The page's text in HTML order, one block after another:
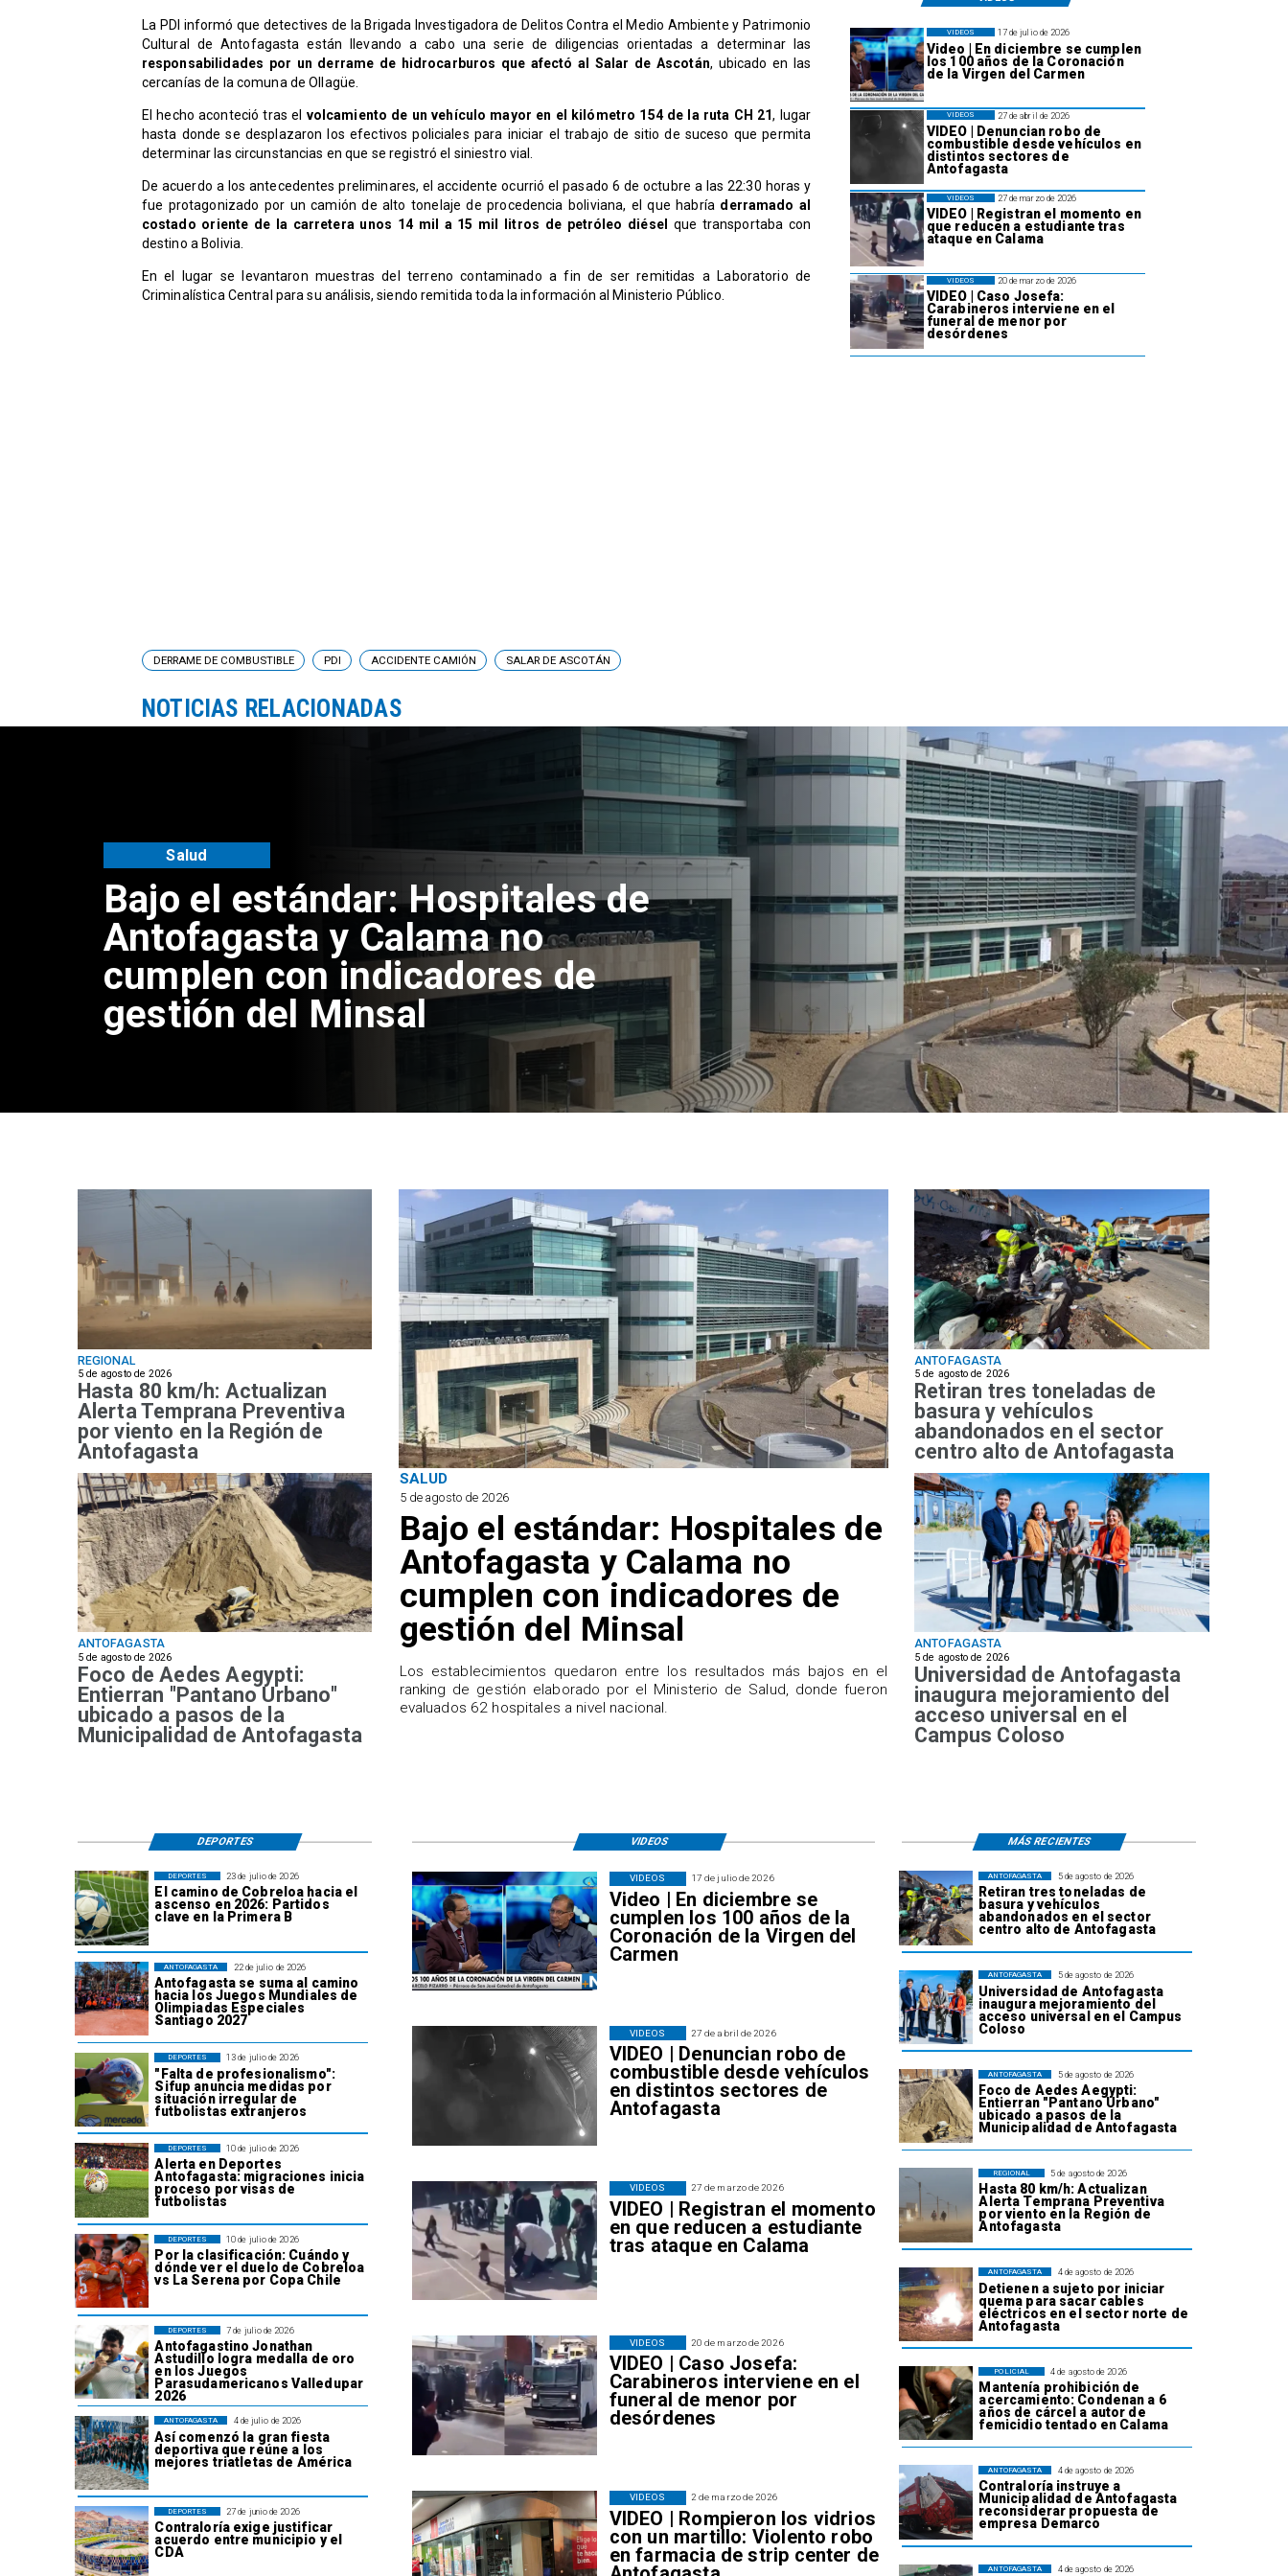
La PDI informó que detectives de la Brigada Investigadora de Delitos Contra el Medio Ambiente y Patrimonio
Cultural de Antofagasta están llevando a cabo una serie de diligencias orientadas a determinar las
responsabilidades por un derrame de hidrocarburos que afectó al Salar de Ascotán, ubicado en las
cercanías de la comuna de Ollagüe.
El hecho aconteció tras el volcamiento de un vehículo mayor en el kilómetro 154 de la ruta CH 21, lugar
hasta donde se desplazaron los efectivos policiales para iniciar el trabajo de sitio de suceso que permita
determinar las circunstancias en que se registró el siniestro vial.
De acuerdo a los antecedentes preliminares, el accidente ocurrió el pasado 6 de octubre a las 22:30 horas y
fue protagonizado por un camión de alto tonelaje de procedencia boliviana, el que habría derramado al
costado oriente de la carretera unos 14 mil a 15 mil litros de petróleo diésel
que transportaba con
destino a Bolivia.
En el lugar se levantaron muestras del terreno contaminado a fin de ser remitidas a Laboratorio de
Criminalística Central para su análisis, siendo remitida toda la información al Ministerio Público.
17 de julio de 2026
Video | En diciembre se cumplen
los 100 años de la Coronación
de la Virgen del Carmen
VIDEOS
27 de abril de 2026
VIDEO | Denuncian robo de
combustible desde vehículos en
distintos sectores de
Antofagasta
VIDEOS
27 de marzo de 2026
VIDEO | Registran el momento en
que reducen a estudiante tras
ataque en Calama
VIDEOS
20 de marzo de 2026
VIDEO | Caso Josefa:
Carabineros interviene en el
funeral de menor por
desórdenes
VIDEOS
DERRAME DE COMBUSTIBLE PDI ACCIDENTE CAMIÓN SALAR DE ASCOTÁN
NOTICIAS RELACIONADAS
Bajo el estándar: Hospitales de
Antofagasta y Calama no
cumplen con indicadores de
gestión del Minsal
Salud
REGIONAL
5 de agosto de 2026
Hasta 80 km/h: Actualizan
Alerta Temprana Preventiva
por viento en la Región de
Antofagasta
SALUD
5 de agosto de 2026
Bajo el estándar: Hospitales de
Antofagasta y Calama no
cumplen con indicadores de
gestión del Minsal
Los establecimientos quedaron entre los resultados más bajos en el
ranking de gestión elaborado por el Ministerio de Salud, donde fueron
evaluados 62 hospitales a nivel nacional.
ANTOFAGASTA
5 de agosto de 2026
Foco de Aedes Aegypti:
Entierran "Pantano Urbano"
ubicado a pasos de la
Municipalidad de Antofagasta
ANTOFAGASTA
5 de agosto de 2026
Retiran tres toneladas de
basura y vehículos
abandonados en el sector
centro alto de Antofagasta
ANTOFAGASTA
5 de agosto de 2026
Universidad de Antofagasta
inaugura mejoramiento del
acceso universal en el
Campus Coloso
5 de agosto de 2026
Retiran tres toneladas de
basura y vehículos
abandonados en el sector
centro alto de Antofagasta
ANTOFAGASTA
5 de agosto de 2026
Universidad de Antofagasta
inaugura mejoramiento del
acceso universal en el Campus
Coloso
ANTOFAGASTA
5 de agosto de 2026
Foco de Aedes Aegypti:
Entierran "Pantano Urbano"
ubicado a pasos de la
Municipalidad de Antofagasta
ANTOFAGASTA
5 de agosto de 2026
Hasta 80 km/h: Actualizan
Alerta Temprana Preventiva
por viento en la Región de
Antofagasta
REGIONAL
4 de agosto de 2026
Detienen a sujeto por iniciar
quema para sacar cables
eléctricos en el sector norte de
Antofagasta
ANTOFAGASTA
4 de agosto de 2026
Mantenía prohibición de
acercamiento: Condenan a 6
años de cárcel a autor de
femicidio tentado en Calama
POLICIAL
4 de agosto de 2026
Contraloría instruye a
Municipalidad de Antofagasta
reconsiderar propuesta de
empresa Demarco
ANTOFAGASTA
4 de agosto de 2026
ANTOFAGASTA
23 de julio de 2026
El camino de Cobreloa hacia el
ascenso en 2026: Partidos
clave en la Primera B
DEPORTES
22 de julio de 2026
Antofagasta se suma al camino
hacia los Juegos Mundiales de
Olimpiadas Especiales
Santiago 2027
ANTOFAGASTA
13 de julio de 2026
"Falta de profesionalismo":
Sifup anuncia medidas por
situación irregular de
futbolistas extranjeros
DEPORTES
10 de julio de 2026
Alerta en Deportes
Antofagasta: migraciones inicia
proceso por visas de
futbolistas
DEPORTES
10 de julio de 2026
Por la clasificación: Cuándo y
dónde ver el duelo de Cobreloa
vs La Serena por Copa Chile
DEPORTES
7 de julio de 2026
Antofagastino Jonathan
Astudillo logra medalla de oro
en los Juegos
Parasudamericanos Valledupar
2026
DEPORTES
4 de julio de 2026
Así comenzó la gran fiesta
deportiva que reúne a los
mejores triatletas de América
ANTOFAGASTA
27 de junio de 2026
Contraloría exige justificar
acuerdo entre municipio y el
CDA
DEPORTES
17 de julio de 2026
Video | En diciembre se
cumplen los 100 años de la
Coronación de la Virgen del
Carmen
VIDEOS
27 de abril de 2026
VIDEO | Denuncian robo de
combustible desde vehículos
en distintos sectores de
Antofagasta
VIDEOS
27 de marzo de 2026
VIDEO | Registran el momento
en que reducen a estudiante
tras ataque en Calama
VIDEOS
20 de marzo de 2026
VIDEO | Caso Josefa:
Carabineros interviene en el
funeral de menor por
desórdenes
VIDEOS
2 de marzo de 2026
VIDEO | Rompieron los vidrios
con un martillo: Violento robo
en farmacia de strip center de
VIDEOS
VIDEOS
DEPORTES MÁS RECIENTES